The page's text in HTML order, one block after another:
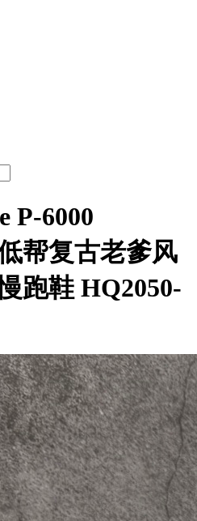
P-6000
帮复古老爹风
跑鞋 HQ2050-